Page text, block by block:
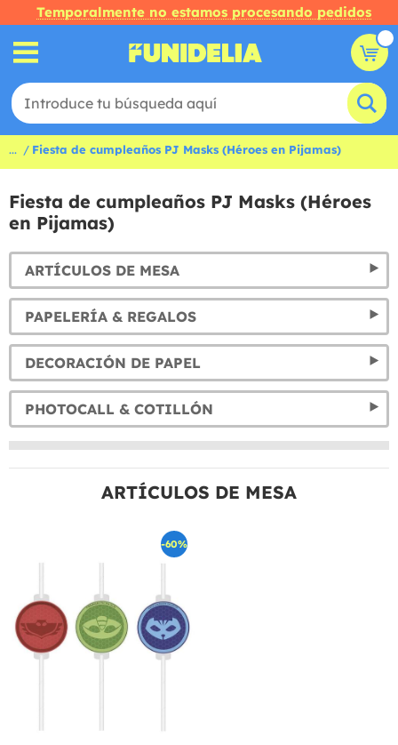
Temporalmente no estamos procesando pedidos
... Fiesta de cumpleaños PJ Masks (Héroes en Pijamas)
Fiesta de cumpleaños PJ Masks (Héroes
en Pijamas)
ARTÍCULOS DE MESA
PAPELERÍA & REGALOS
DECORACIÓN DE PAPEL
PHOTOCALL & COTILLÓN
ARTÍCULOS DE MESA
-60%